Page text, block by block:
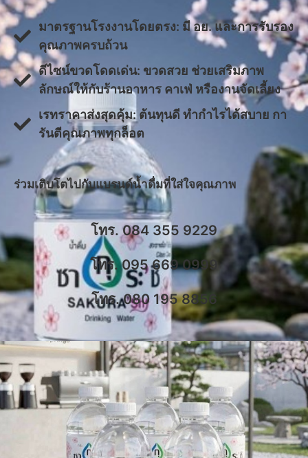
มาตรฐานโรงงานโดยตรง: มี อย. และการรับรอง
คุณภาพครบถ้วน
ดีไซน์ขวดโดดเด่น: ขวดสวย ช่วยเสริมภาพ
ลักษณ์ให้กับร้านอาหาร คาเฟ่ หรืองานจัดเลี้ยง
​เรทราคาส่งสุดคุ้ม: ต้นทุนดี ทำกำไรได้สบาย กา
รันตีคุณภาพทุกล็อต
​ร่วมเติบโตไปกับแบรนด์น้ำดื่มที่ใส่ใจคุณภาพ
โทร. 084 355 9229
โทร. 095 669 0999
โทร. 080 195 8856